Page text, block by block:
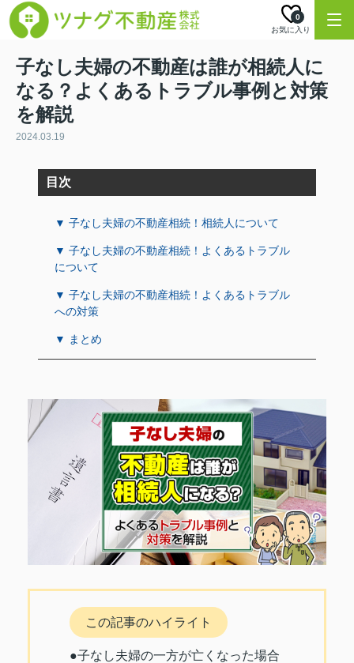
お気に入り
0
子なし夫婦の不動産は誰が相続人に
なる？よくあるトラブル事例と対策
を解説
2024.03.19
目次
▼ 子なし夫婦の不動産相続！相続人について
▼ 子なし夫婦の不動産相続！よくあるトラブル
について
▼ 子なし夫婦の不動産相続！よくあるトラブル
への対策
▼ まとめ
この記事のハイライト
●子なし夫婦の一方が亡くなった場合